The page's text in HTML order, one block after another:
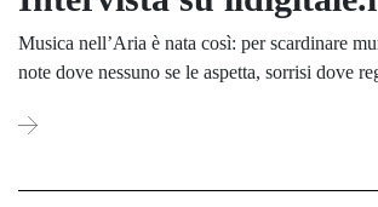
Musica nell’Aria è nata così: per scardinare
note dove nessuno se le aspetta, sorrisi dove